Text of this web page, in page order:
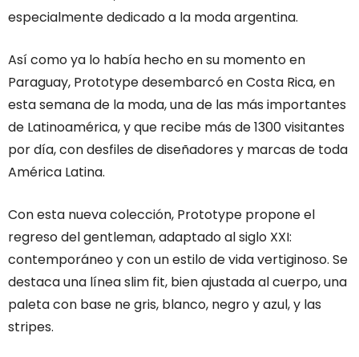
especialmente dedicado a la moda argentina.
Así como ya lo había hecho en su momento en
Paraguay, Prototype desembarcó en Costa Rica, en
esta semana de la moda, una de las más importantes
de Latinoamérica, y que recibe más de 1300 visitantes
por día, con desfiles de diseñadores y marcas de toda
América Latina.
Con esta nueva colección, Prototype propone el
regreso del gentleman, adaptado al siglo XXI:
contemporáneo y con un estilo de vida vertiginoso. Se
destaca una línea slim fit, bien ajustada al cuerpo, una
paleta con base ne gris, blanco, negro y azul, y las
stripes.